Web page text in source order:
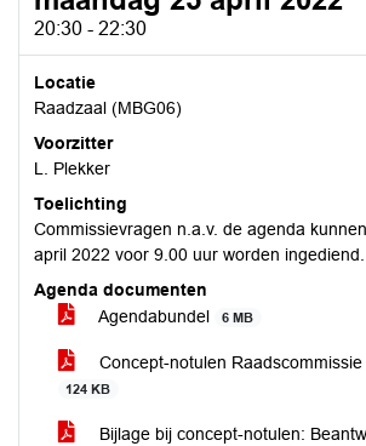
20:30 - 22:30
Locatie
Raadzaal (MBG06)
Voorzitter
L. Plekker
Toelichting
Commissievragen n.a.v. de agenda
april 2022 voor 9.00 uur worden ingediend.
Agenda documenten
Agendabundel
6 MB
Concept-notulen
124 KB
Bijlage bij concept-notulen: